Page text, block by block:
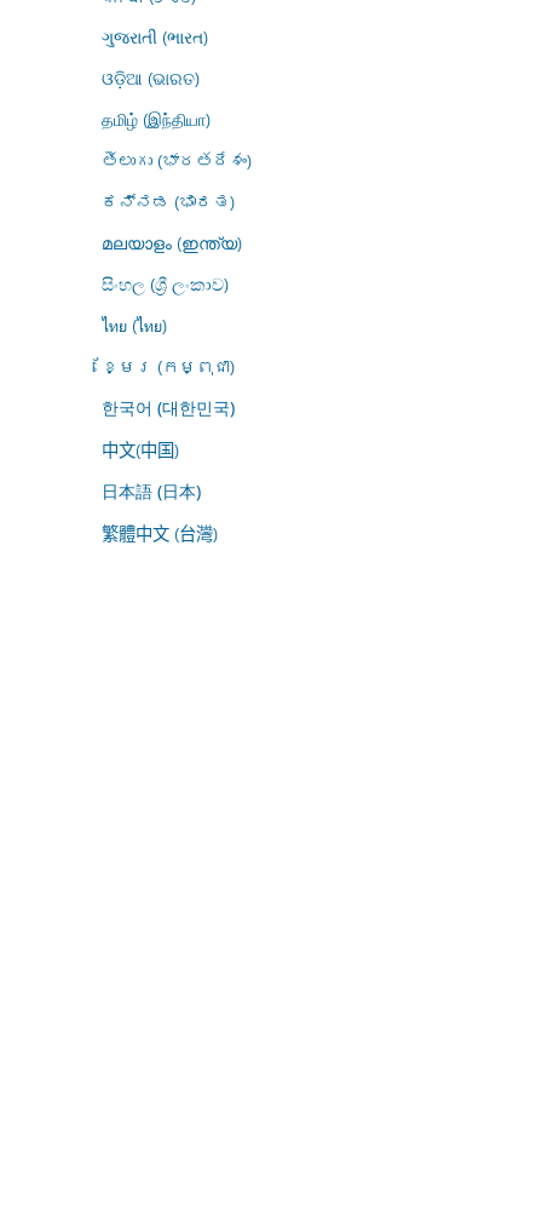
ગુજરાતી (ભારત)
ଓଡ଼ିଆ (ଭାରତ)
தமிழ் (இந்தியா)
తెలుగు (భారతదేశం)
ಕನ್ನಡ (ಭಾರತ)
മലയാളം (ഇന്ത്യ)
සිංහල (ශ්‍රී ලංකාව)
ไทย (ไทย)
ខ្មែរ (កម្ពុជា)
한국어 (대한민국)
中文(中国)
日本語 (日本)
繁體中文 (台灣)